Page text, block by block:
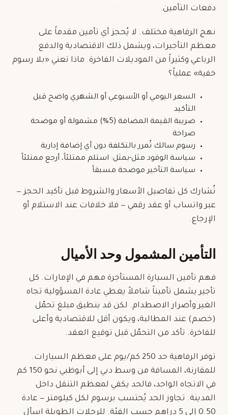
دفعات التأمين.
نهج الرفاهية مختلف. لا يُحجز أي تأمين مقدماً على
معظم التأجيرات، ويشمل ذلك الاقتصادية والدفع
الرباعي وكثيراً من الموديلات الفاخرة. ماذا تعني «بلا رسوم
خفية» عملياً؟
السعر اليومي أو الأسبوعي أو الشهري واضح قبل
التأكيد
ضريبة القيمة المضافة (5%) مشمولة أو موضحة
صراحة
رسوم سالك تُمرر بالتكلفة دون أي إضافة إدارية
سياسة الوقود مثل-بمثل: استلم ممتلئاً، أرجع ممتلئاً
سياسة التأخير موضحة مسبقاً
تُشارك كل تفاصيل الأسعار والشروط قبل تأكيد الحجز —
عبر واتساب أو عقد رقمي — فلا خلافات عند الاستلام أو
الإرجاع.
التأمين المشمول وحد الأميال
فهم تأمين السيارة المستأجرة مهم في الإمارات. كل
تأجير يشمل تأميناً شاملاً يغطي عادة المسؤولية تجاه
الغير وأضرار الاصطدام. لكن قد ينطبق مبلغ تحمّل
(خصم) عند المطالبة، ويكون أقل للاقتصادية وأعلى
للفاخرة. تأكد من التحمّل قبل توقيع العقد.
توفر الرفاهية حد 250 كم/يوم على معظم السيارات.
للمقارنة، المسافة من وسط دبي إلى أبوظبي نحو 150 كم
في الاتجاه الواحد، فالحد يكفي لمعظم التنقل داخل
المدينة. تجاوز الحد يُحتسب برسوم لكل كيلومتر — عادة
0.50 إلى 5 دراهم حسب الفئة. للرحلات الطويلة اسأل